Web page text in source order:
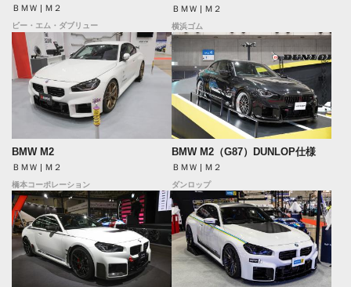
ＢＭＷ | Ｍ２
ビー・エム・ダブリュー
ＢＭＷ | Ｍ２
横浜ゴム
BMW M2
ＢＭＷ | Ｍ２
橋本コーポレーション
BMW M2（G87）DUNLOP仕様
ＢＭＷ | Ｍ２
ダンロップ